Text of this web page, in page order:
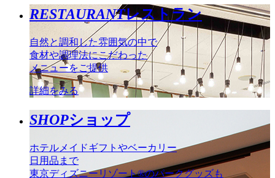
RESTAURANTレストラン
自然と調和した雰囲気の中で
食材や調理法にこだわった
メニューをご提供
詳細をみる
SHOPショップ
ホテルメイドギフトやベーカリー
日用品まで
東京ディズニーリゾート®のパークグッズも